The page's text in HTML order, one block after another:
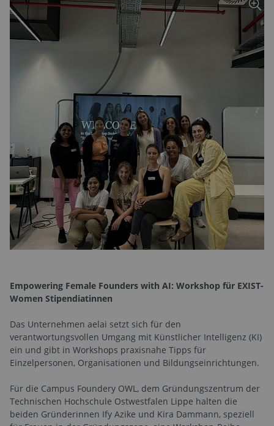
Empowering Female Founders with AI: Workshop für EXIST-
Women Stipendiatinnen
Das Unternehmen aelai setzt sich für den
verantwortungsvollen Umgang mit Künstlicher Intelligenz (KI)
ein und gibt in Workshops praxisnahe Tipps für
Einzelpersonen, Organisationen und Bildungseinrichtungen.
Für die Campus Foundery OWL, dem Gründungszentrum der
Technischen Hochschule Ostwestfalen Lippe halten die
beiden Gründerinnen Ify Azike und Kira Dammann, speziell